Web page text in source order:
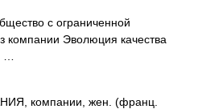
с ограниченной
компании Эволюция качества
компании, жен. (франц.